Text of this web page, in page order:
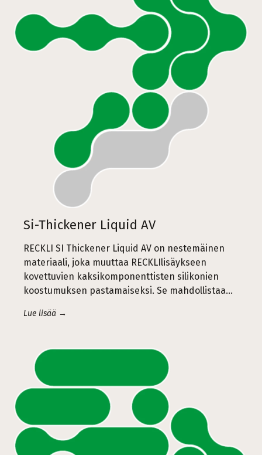
Si-Thickener Liquid AV
RECKLI SI Thickener Liquid AV on nestemäinen
materiaali, joka muuttaa RECKLIlisäykseen
kovettuvien kaksikomponenttisten silikonien
koostumuksen pastamaiseksi. Se mahdollistaa...
Lue lisää →